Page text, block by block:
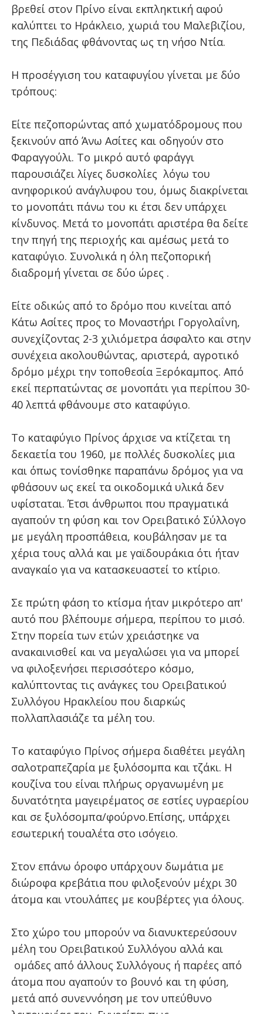
βρεθεί στον Πρίνο είναι εκπληκτική αφού
καλύπτει το Ηράκλειο, χωριά του Μαλεβιζίου,
της Πεδιάδας φθάνοντας ως τη νήσο Ντία.
Η προσέγγιση του καταφυγίου γίνεται με δύο
τρόπους:
Είτε πεζοπορώντας από χωματόδρομους που
ξεκινούν από Άνω Ασίτες και οδηγούν στο
Φαραγγούλι. Το μικρό αυτό φαράγγι
παρουσιάζει λίγες δυσκολίες λόγω του
ανηφορικού ανάγλυφου του, όμως διακρίνεται
το μονοπάτι πάνω του κι έτσι δεν υπάρχει
κίνδυνος. Μετά το μονοπάτι αριστέρα θα δείτε
την πηγή της περιοχής και αμέσως μετά το
καταφύγιο. Συνολικά η όλη πεζοπορική
διαδρομή γίνεται σε δύο ώρες .
Είτε οδικώς από το δρόμο που κινείται από
Κάτω Ασίτες προς το Μοναστήρι Γοργολαΐνη,
συνεχίζοντας 2-3 χιλιόμετρα άσφαλτο και στην
συνέχεια ακολουθώντας, αριστερά, αγροτικό
δρόμο μέχρι την τοποθεσία Ξερόκαμπος. Από
εκεί περπατώντας σε μονοπάτι για περίπου 30-
40 λεπτά φθάνουμε στο καταφύγιο.
Το καταφύγιο Πρίνος άρχισε να κτίζεται τη
δεκαετία του 1960, με πολλές δυσκολίες μια
και όπως τονίσθηκε παραπάνω δρόμος για να
φθάσουν ως εκεί τα οικοδομικά υλικά δεν
υφίσταται. Έτσι άνθρωποι που πραγματικά
αγαπούν τη φύση και τον Ορειβατικό Σύλλογο
με μεγάλη προσπάθεια, κουβάλησαν με τα
χέρια τους αλλά και με γαϊδουράκια ότι ήταν
αναγκαίο για να κατασκευαστεί το κτίριο.
Σε πρώτη φάση το κτίσμα ήταν μικρότερο απ'
αυτό που βλέπουμε σήμερα, περίπου το μισό.
Στην πορεία των ετών χρειάστηκε να
ανακαινισθεί και να μεγαλώσει για να μπορεί
να φιλοξενήσει περισσότερο κόσμο,
καλύπτοντας τις ανάγκες του Ορειβατικού
Συλλόγου Ηρακλείου που διαρκώς
πολλαπλασιάζε τα μέλη του.
Το καταφύγιο Πρίνος σήμερα διαθέτει μεγάλη
σαλοτραπεζαρία με ξυλόσομπα και τζάκι. Η
κουζίνα του είναι πλήρως οργανωμένη με
δυνατότητα μαγειρέματος σε εστίες υγραερίου
και σε ξυλόσομπα/φούρνο.Επίσης, υπάρχει
εσωτερική τουαλέτα στο ισόγειο.
Στον επάνω όροφο υπάρχουν δωμάτια με
διώροφα κρεβάτια που φιλοξενούν μέχρι 30
άτομα και ντουλάπες με κουβέρτες για όλους.
Στο χώρο του μπορούν να διανυκτερεύσουν
μέλη του Ορειβατικού Συλλόγου αλλά και
ομάδες από άλλους Συλλόγους ή παρέες από
άτομα που αγαπούν το βουνό και τη φύση,
μετά από συνεννόηση με τον υπεύθυνο